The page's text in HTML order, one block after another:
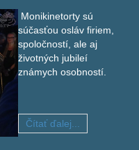
Monikinetorty sú
súčasťou osláv firiem,
spoločností, ale aj
životných jubileí
známych osobností.
Čítať ďalej...